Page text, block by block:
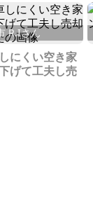
R.Iさん
にくい空き家
げて工夫し売